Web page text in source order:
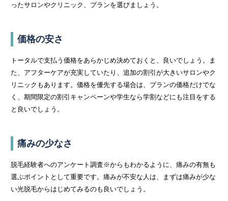
ったサロンやクリニック、プランを選びましょう。
価格の安さ
トータルで支払う価格をあらかじめ決めておくと、良いでしょう。ま
た、アフターケアが充実していたり、追加の割引が大きいサロンやク
リニックもあります。価格を優先する場合は、プランの価格だけでな
く、期間限定の割引キャンペーンや学生なら学割などにも注目をする
と良いでしょう。
痛みの少なさ
脱毛経験者へのアンケート調査※からもわかるように、痛みの有無も
選ぶポイントとして重要です。痛みが不安な人は、まずは痛みが少な
い光脱毛からはじめてみるのも良いでしょう。